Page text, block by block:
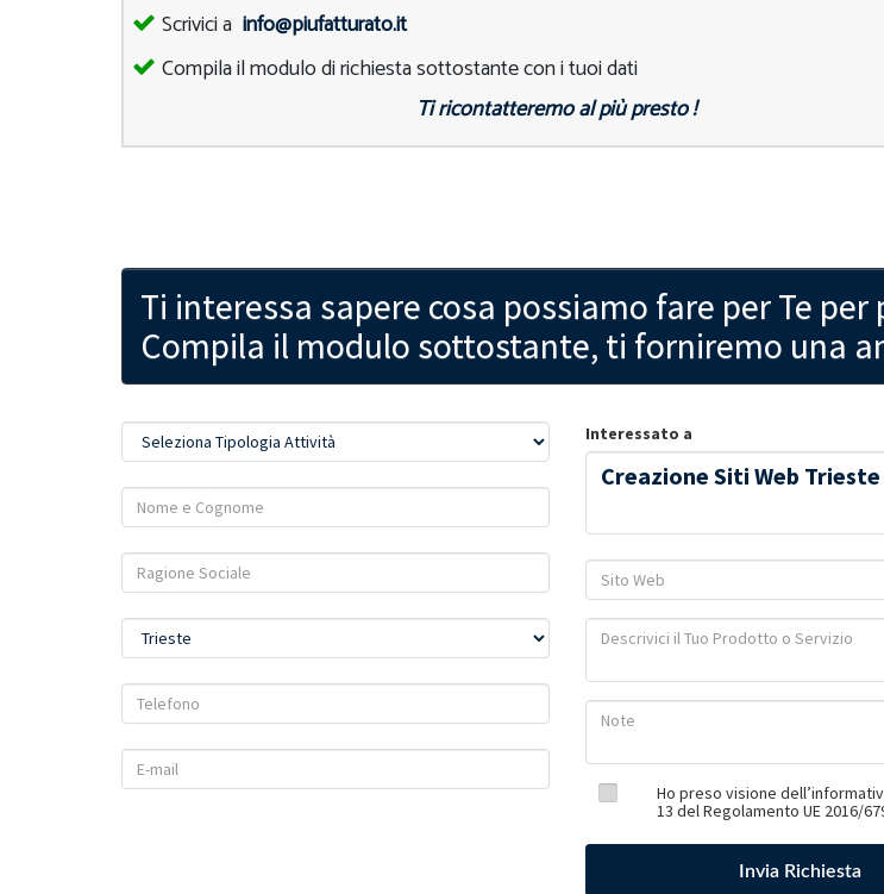
Scrivici a info@piufatturato.it
Compila il modulo di richiesta sottostante con i tuoi dati
Ti ricontatteremo al più presto !
Ti interessa sapere cosa possiamo fare per Te
Compila il modulo sottostante, ti forniremo una
Interessato a
Ho preso visione
13 del Regolamento UE 2016/